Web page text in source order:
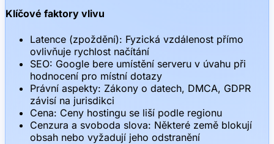
Klíčové faktory vlivu
Latence (zpoždění): Fyzická vzdálenost přímo
ovlivňuje rychlost načítání
SEO: Google bere umístění serveru v úvahu při
hodnocení pro místní dotazy
Právní aspekty: Zákony o datech, DMCA, GDPR
závisí na jurisdikci
Cena: Ceny hostingu se liší podle regionu
Cenzura a svoboda slova: Některé země blokují
obsah nebo vyžadují jeho odstranění